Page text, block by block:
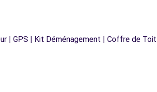
| GPS | Kit Déménagement | Coffre de